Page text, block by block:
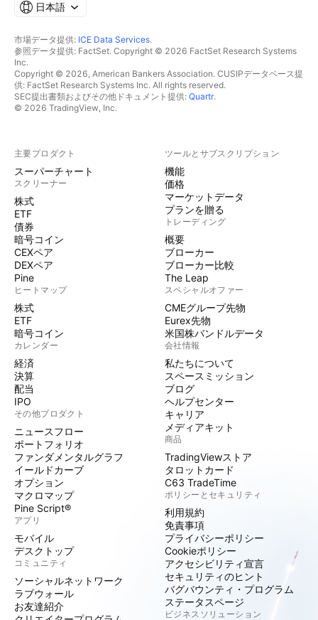
日本語
市場データ提供: ICE Data Services.
参照データ提供: FactSet. Copyright © 2026 FactSet Research Systems
Inc.
Copyright © 2026, American Bankers Association. CUSIPデータベース提
供: FactSet Research Systems Inc. All rights reserved.
SEC提出書類およびその他ドキュメント提供: Quartr.
© 2026 TradingView, Inc.
主要プロダクト
スーパーチャート
スクリーナー
株式
ETF
債券
暗号コイン
CEXペア
DEXペア
Pine
ヒートマップ
株式
ETF
暗号コイン
カレンダー
経済
決算
配当
IPO
その他プロダクト
ニュースフロー
ポートフォリオ
ファンダメンタルグラフ
イールドカーブ
オプション
マクロマップ
Pine Script®
アプリ
モバイル
デスクトップ
コミュニティ
ソーシャルネットワーク
ラブウォール
お友達紹介
ツールとサブスクリプション
機能
価格
マーケットデータ
プランを贈る
トレーディング
概要
ブローカー
ブローカー比較
The Leap
スペシャルオファー
CMEグループ先物
Eurex先物
米国株バンドルデータ
会社情報
私たちについて
スペースミッション
ブログ
ヘルプセンター
キャリア
メディアキット
商品
TradingViewストア
タロットカード
C63 TradeTime
ポリシーとセキュリティ
利用規約
免責事項
プライバシーポリシー
Cookieポリシー
アクセシビリティ宣言
セキュリティのヒント
バグバウンティ・プログラム
ステータスページ
ビジネスソリューション